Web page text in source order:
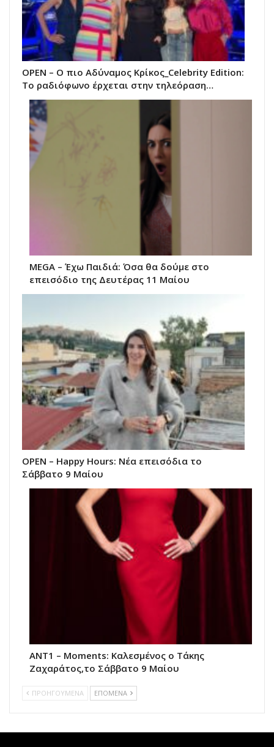
OPEN – Ο πιο Αδύναμος Κρίκος_Celebrity Edition:
Το ραδιόφωνο έρχεται στην τηλεόραση…
MEGA – Έχω Παιδιά: Όσα θα δούμε στο
επεισόδιο της Δευτέρας 11 Μαίου
ΟΡΕΝ – Happy Hours: Νέα επεισόδια το
Σάββατο 9 Μαίου
ANT1 – Moments: Καλεσμένος ο Τάκης
Ζαχαράτος,το Σάββατο 9 Μαίου
ΠΡΟΗΓΟΥΜΕΝΑ ΕΠΟΜΕΝΑ